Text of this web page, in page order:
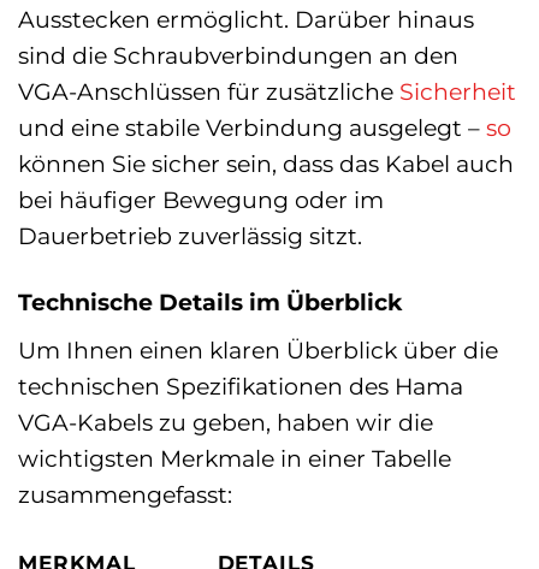
Ausstecken ermöglicht. Darüber hinaus
sind die Schraubverbindungen an den
VGA-Anschlüssen für zusätzliche Sicherheit
und eine stabile Verbindung ausgelegt – so
können Sie sicher sein, dass das Kabel auch
bei häufiger Bewegung oder im
Dauerbetrieb zuverlässig sitzt.
Technische Details im Überblick
Um Ihnen einen klaren Überblick über die
technischen Spezifikationen des Hama
VGA-Kabels zu geben, haben wir die
wichtigsten Merkmale in einer Tabelle
zusammengefasst:
MERKMAL DETAILS